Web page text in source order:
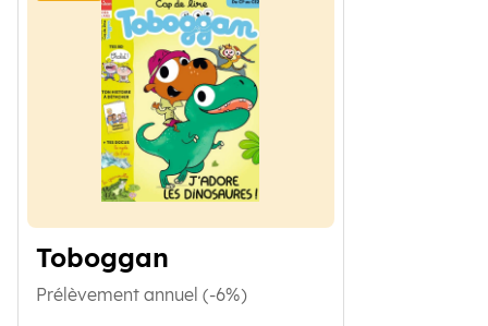
Toboggan
Prélèvement annuel (-6%)